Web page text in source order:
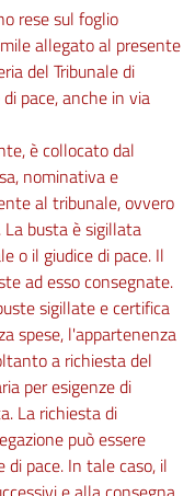
rese sul foglio
allegato al presente
del Tribunale di
pace, anche in via
è collocato dal
nominativa e
al tribunale, ovvero
La busta è sigillata
o il giudice di pace. Il
ad esso consegnate.
sigillate e certifica
spese, l'appartenenza
a richiesta del
per esigenze di
La richiesta di
può essere
pace. In tale caso, il